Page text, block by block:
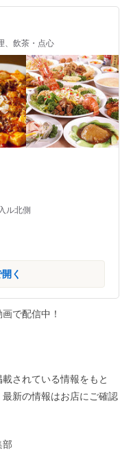
、飲茶・点心
ル北側
く
で配信中！
されている情報をもと
新の情報はお店にご確認
部